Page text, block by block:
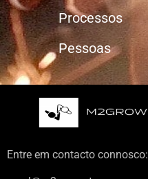
Processos
Pessoas
Entre em contacto connosco: